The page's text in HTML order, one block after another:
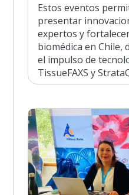
Estos eventos
presentar
expertos y
biomédica en Chile,
el impulso de
TissueFAXS y